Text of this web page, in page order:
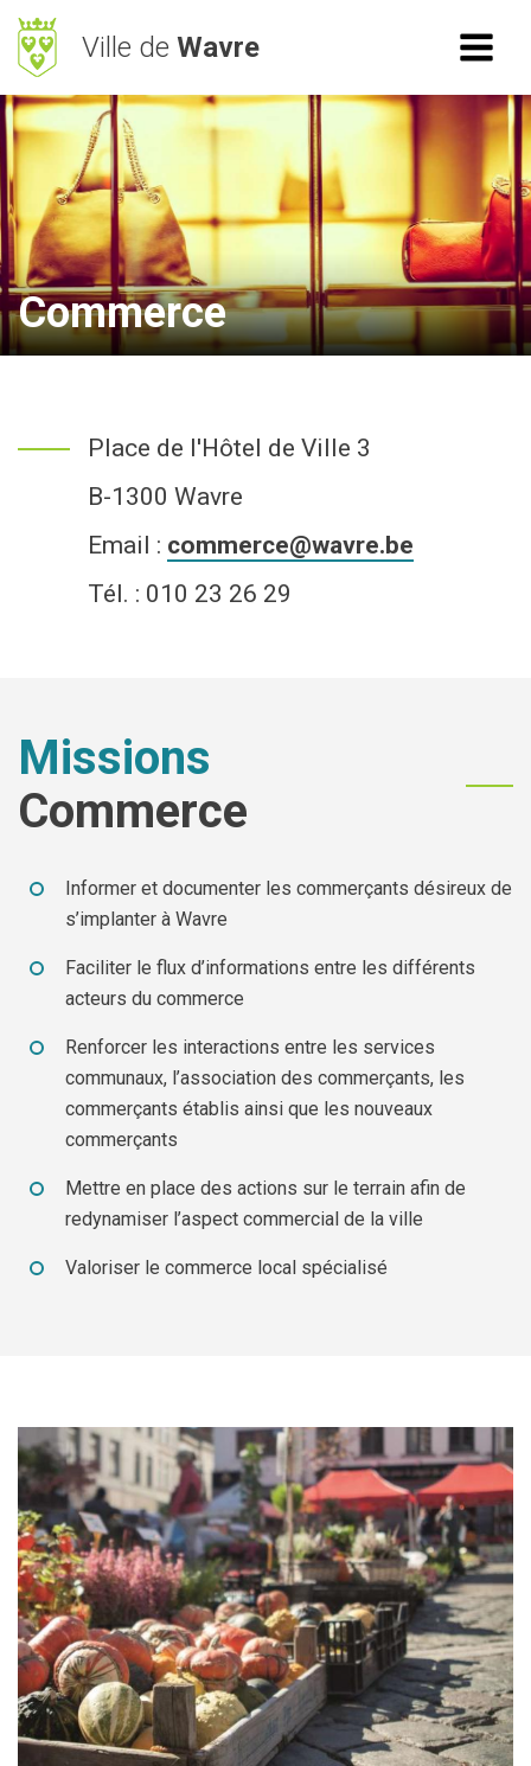
Ville de Wavre
RECHERCHE
ACCÈS RAPIDE
Mes démarches
BetterStreet
Déchets
Horaires
Vie Communale
Vivre à Wavre
Economie
Association
Aîné
Commerçant
En situation de handicap
Investisseur
Jeune
Journaliste
Nouvel habitant
Parent
Je trouve
Mes démarches en ligne
Services communaux
Agenda
Enquêtes publiques
Location de salles
Offres d'emploi
Règlements communaux
Objets trouvés
Commerce
Place de l'Hôtel de Ville 3
B-1300 Wavre
Email : commerce@wavre.be
Tél. : 010 23 26 29
Missions
Commerce
Informer et documenter les commerçants désireux de
s’implanter à Wavre
Faciliter le flux d’informations entre les différents
acteurs du commerce
Renforcer les interactions entre les services
communaux, l’association des commerçants, les
commerçants établis ainsi que les nouveaux
commerçants
Mettre en place des actions sur le terrain afin de
redynamiser l’aspect commercial de la ville
Valoriser le commerce local spécialisé